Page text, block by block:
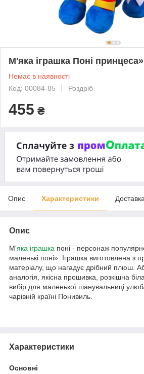
М'яка іграшка Поні
Немає в наявності
Код: 00084-85
Роздріб
455 ₴
Опис Характеристики
Опис
М'яка іграшка поні - персонаж
маленькі поні». Іграшка виготовлена з
матеріалу, що нагадує дрібний плюш.
аналогія, якісна прошивка, розкішна
вибір для маленької шанувальниці
чарівній країні Понивиль.
Характеристики
Основні